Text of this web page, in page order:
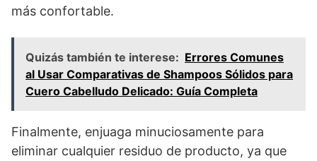
más confortable.
Quizás también te interese: Errores Comunes
al Usar Comparativas de Shampoos Sólidos para
Cuero Cabelludo Delicado: Guía Completa
Finalmente, enjuaga minuciosamente para
eliminar cualquier residuo de producto, ya que